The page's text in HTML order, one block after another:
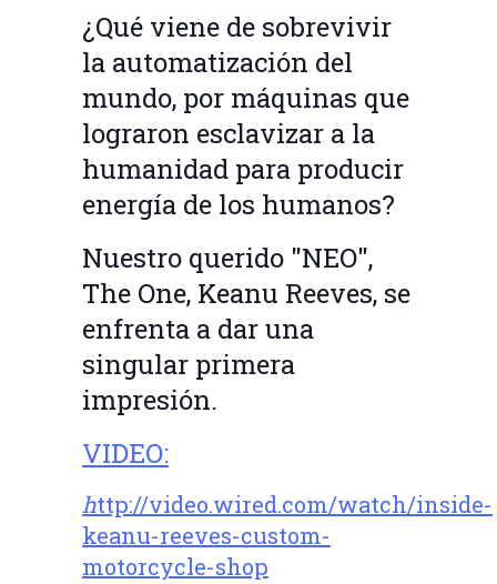
¿Qué viene de sobrevivir
la automatización del
mundo, por máquinas que
lograron esclavizar a la
humanidad para producir
energía de los humanos?
Nuestro querido "NEO",
The One, Keanu Reeves, se
enfrenta a dar una
singular primera
impresión.
VIDEO:
http://video.wired.com/watch/inside-
keanu-reeves-custom-
motorcycle-shop